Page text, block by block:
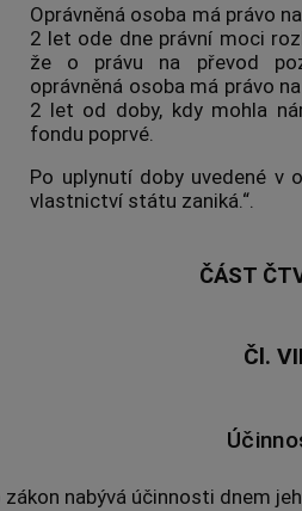
Oprávněná osoba má právo
2 let ode dne právní moci
že o právu na převod
oprávněná osoba má právo
2 let od doby, kdy mohla
fondu poprvé.
Po uplynutí doby uvedené v
vlastnictví státu zaniká.“.
ČÁST
Čl. VII
zákon nabývá účinnosti dnem